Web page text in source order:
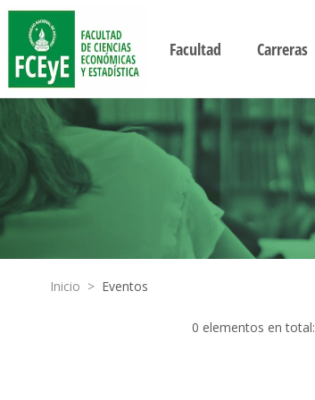
Facultad Carreras
Inicio > Eventos
0 elementos en total: